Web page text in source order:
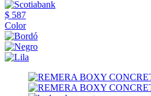
$ 587
Color